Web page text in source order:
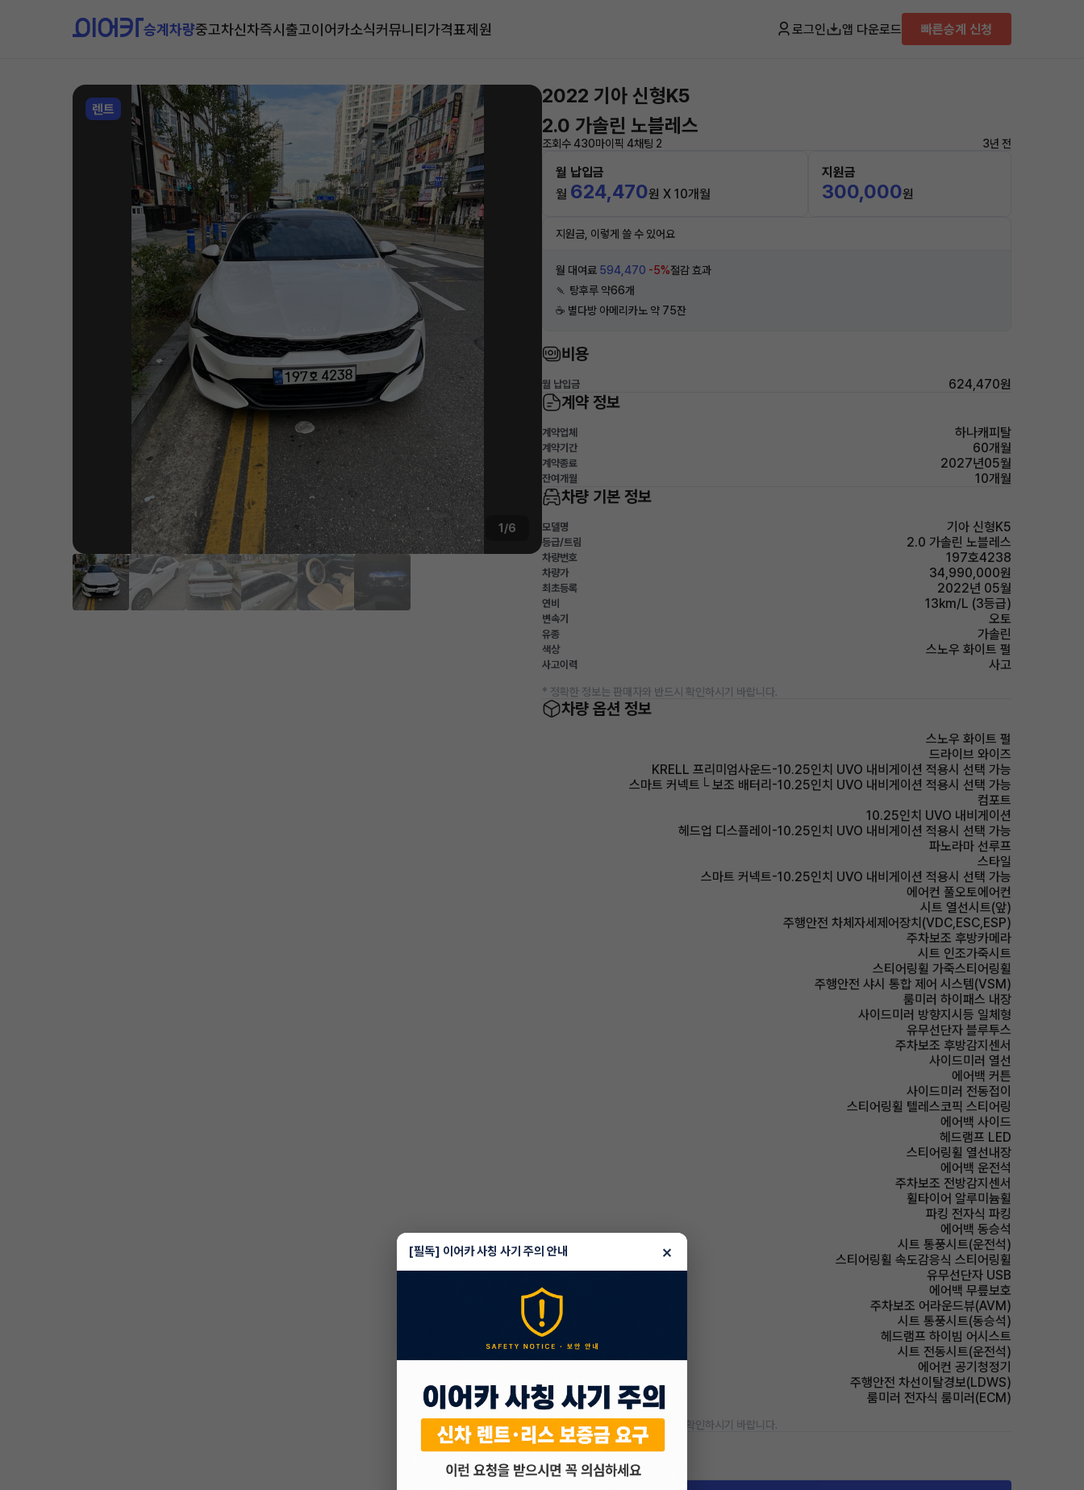
승계차량중고차신차즉시출고이어카소식커뮤니티가격표제원 로그인 앱 다운로드 빠른승계 신청
렌트
1/6
2022 기아 신형K5
2.0 가솔린 노블레스
조회수 430마이픽 4채팅 2 3년 전
월 납입금
월 624,470원 X 10개월
지원금
300,000원
지원금, 이렇게 쓸 수 있어요
월 대여료 594,470 -5%절감 효과
🍡 탕후루 약66개
☕️ 별다방 아메리카노 약 75잔
비용
월 납입금 624,470원
계약 정보
계약업체 하나캐피탈
계약기간 60개월
계약종료 2027년05월
잔여개월 10개월
차량 기본 정보
모델명 기아 신형K5
등급/트림 2.0 가솔린 노블레스
차량번호 197호4238
차량가 34,990,000원
최초등록 2022년 05월
연비 13km/L (3등급)
변속기 오토
유종 가솔린
색상 스노우 화이트 펄
사고이력 사고
* 정확한 정보는 판매자와 반드시 확인하시기 바랍니다.
차량 옵션 정보
스노우 화이트 펄
드라이브 와이즈
KRELL 프리미엄사운드-10.25인치 UVO 내비게이션 적용시 선택 가능
스마트 커넥트└ 보조 배터리-10.25인치 UVO 내비게이션 적용시 선택 가능
컴포트
10.25인치 UVO 내비게이션
헤드업 디스플레이-10.25인치 UVO 내비게이션 적용시 선택 가능
파노라마 선루프
스타일
스마트 커넥트-10.25인치 UVO 내비게이션 적용시 선택 가능
에어컨 풀오토에어컨
시트 열선시트(앞)
주행안전 차체자세제어장치(VDC,ESC,ESP)
주차보조 후방카메라
시트 인조가죽시트
스티어링휠 가죽스티어링휠
주행안전 샤시 통합 제어 시스템(VSM)
룸미러 하이패스 내장
사이드미러 방향지시등 일체형
유무선단자 블루투스
주차보조 후방감지센서
사이드미러 열선
에어백 커튼
사이드미러 전동접이
스티어링휠 텔레스코픽 스티어링
에어백 사이드
헤드램프 LED
스티어링휠 열선내장
에어백 운전석
주차보조 전방감지센서
휠타이어 알루미늄휠
파킹 전자식 파킹
에어백 동승석
시트 통풍시트(운전석)
스티어링휠 속도감응식 스티어링휠
유무선단자 USB
에어백 무릎보호
주차보조 어라운드뷰(AVM)
시트 통풍시트(동승석)
헤드램프 하이빔 어시스트
시트 전동시트(운전석)
에어컨 공기청정기
주행안전 차선이탈경보(LDWS)
룸미러 전자식 룸미러(ECM)
* 정확한 정보는 판매자와 반드시 확인하시기 바랍니다.
차량 위치
인천 서구 가정동
[필독] 이어카 사칭 사기 주의 안내 ×